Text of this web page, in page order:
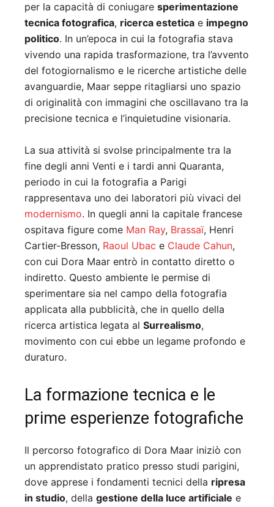
per la capacità di coniugare sperimentazione
tecnica fotografica, ricerca estetica e impegno
politico. In un’epoca in cui la fotografia stava
vivendo una rapida trasformazione, tra l’avvento
del fotogiornalismo e le ricerche artistiche delle
avanguardie, Maar seppe ritagliarsi uno spazio
di originalità con immagini che oscillavano tra la
precisione tecnica e l’inquietudine visionaria.
La sua attività si svolse principalmente tra la
fine degli anni Venti e i tardi anni Quaranta,
periodo in cui la fotografia a Parigi
rappresentava uno dei laboratori più vivaci del
modernismo. In quegli anni la capitale francese
ospitava figure come Man Ray, Brassaï, Henri
Cartier-Bresson, Raoul Ubac e Claude Cahun,
con cui Dora Maar entrò in contatto diretto o
indiretto. Questo ambiente le permise di
sperimentare sia nel campo della fotografia
applicata alla pubblicità, che in quello della
ricerca artistica legata al Surrealismo,
movimento con cui ebbe un legame profondo e
duraturo.
La formazione tecnica e le
prime esperienze fotografiche
Il percorso fotografico di Dora Maar iniziò con
un apprendistato pratico presso studi parigini,
dove apprese i fondamenti tecnici della ripresa
in studio, della gestione della luce artificiale e